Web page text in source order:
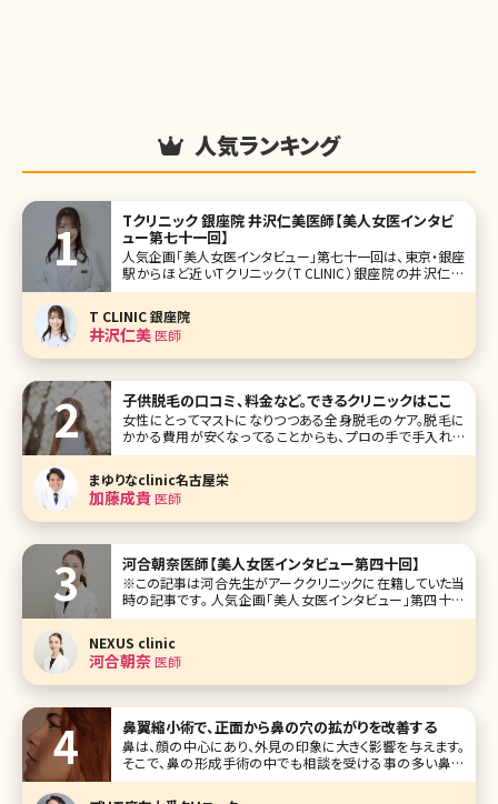
人気ランキング
Tクリニック 銀座院 井沢仁美医師【美人女医インタビ
ュー第七十一回】
人気企画「美人女医インタビュー」第七十一回は、東京・銀座
駅からほど近いTクリニック（T CLINIC）銀座院の井沢仁美
（いざわひとみ）先生です。相良卓哉院長が開院したTクリニッ
クは、顔整形がメインのクリニック。二重整形や目の下のクマ
取り、小顔治療といった外科施術から美容皮膚施術まで、お
顔の美容医療
T CLINIC 銀座院
井沢仁美医師
子供脱毛の口コミ、料金など。できるクリニックはここ
女性にとってマストになりつつある全身脱毛のケア。脱毛に
かかる費用が安くなってることからも、プロの手で手入れを
してもらうという考え方が浸透してきていますよね。さらに、最
近では子供に脱毛を受けさせたいと考える人も増えている
のだとか。でも
まゆりなclinic名古屋栄
加藤成貴医師
河合朝奈医師【美人女医インタビュー第四十回】
※この記事は河合先生がアーククリニックに在籍していた当
時の記事です。 人気企画「美人女医インタビュー」第四十回
は、東京・渋谷センター街のど真ん中に位置するアーククリ
に関して、造詣が深く、日々研究している河合先生。ピコレー
ザー治療でのマ
NEXUS clinic
河合朝奈医師
鼻翼縮小術で、正面から鼻の穴の拡がりを改善する
鼻は、顔の中心にあり、外見の印象に大きく影響を与えます。
そこで、鼻の形成手術の中でも相談を受ける事の多い鼻翼
縮小術について詳しく解説していきたいと思います。 鼻翼縮
小術とは 鼻翼縮小術とは、鼻翼（小鼻）の一部を切除し、鼻